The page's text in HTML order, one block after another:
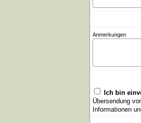
Anmerkungen
Ich bin
Übersendung
Informationen